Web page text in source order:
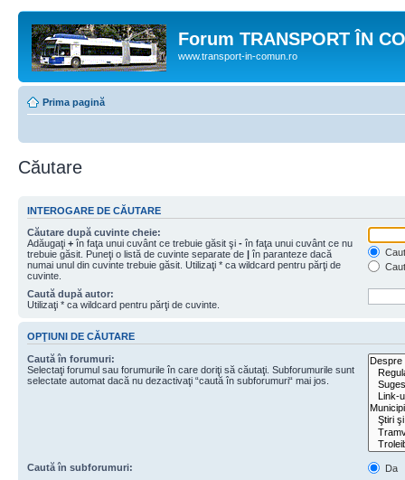
Forum TRANSPORT ÎN
www.transport-in-comun.ro
Prima pagină
Căutare
INTEROGARE DE CĂUTARE
Căutare după cuvinte cheie:
Adăugaţi + în faţa unui cuvânt ce trebuie găsit şi - în faţa unui cuvânt ce nu
trebuie găsit. Puneţi o listă de cuvinte separate de | în paranteze dacă
numai unul din cuvinte trebuie găsit. Utilizaţi * ca wildcard pentru părţi de
cuvinte.
Caută după autor:
Utilizaţi * ca wildcard pentru părţi de cuvinte.
OPŢIUNI DE CĂUTARE
Caută în forumuri:
Selectaţi forumul sau forumurile în care doriţi să căutaţi. Subforumurile sunt
selectate automat dacă nu dezactivaţi “caută în subforumuri“ mai jos.
Caută în subforumuri:
Da